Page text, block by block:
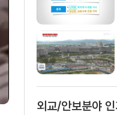
외교/안보분야